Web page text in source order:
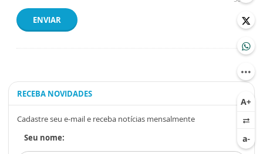
ENVIAR
RECEBA NOVIDADES
Cadastre seu e-mail e receba notícias mensalmente
Seu nome: